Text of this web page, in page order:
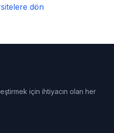
dön
için ihtiyacın olan her